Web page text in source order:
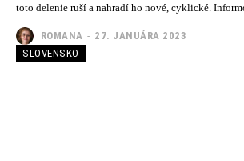
toto delenie ruší a nahradí ho nové, cyklické.
ROMANA - 27. JANUÁRA 2023
SLOVENSKO